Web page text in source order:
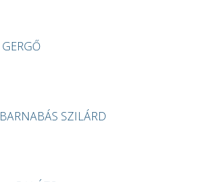
GERGŐ
BARNABÁS SZILÁRD